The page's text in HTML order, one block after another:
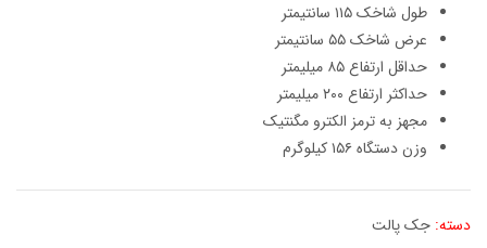
طول شاخک ۱۱۵ سانتیمتر
عرض شاخک ۵۵ سانتیمتر
حداقل ارتفاع ۸۵ میلیمتر
حداکثر ارتفاع ۲۰۰ میلیمتر
مجهز به ترمز الکترو مگنتیک
وزن دستگاه ۱۵۶ کیلوگرم
دسته: جک پالت